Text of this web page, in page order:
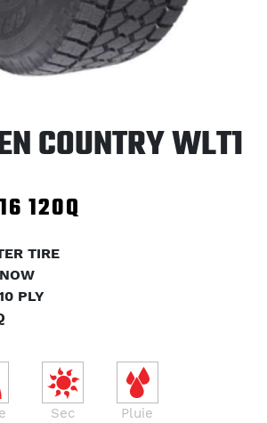
COUNTRY WLT1
16 120Q
TIRE
PLY
Sec Pluie